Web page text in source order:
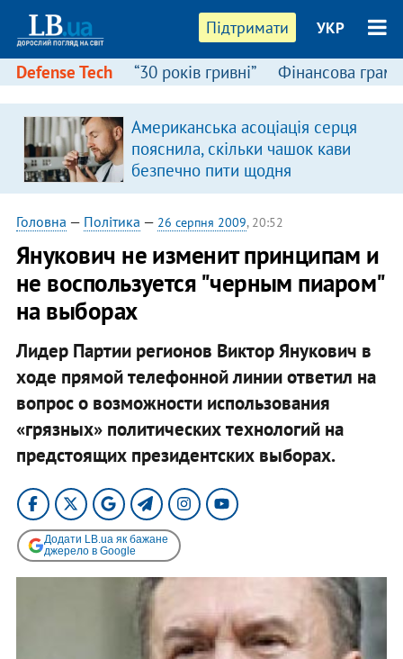
Підтримати УКР
Defense Tech “30 років гривні” Фінансова
Американська асоціація серця
пояснила, скільки чашок кави
безпечно пити щодня
Головна — Політика — 26 серпня 2009, 20:52
Янукович не изменит принципам и
не воспользуется "черным пиаром"
на выборах
Лидер Партии регионов Виктор Янукович в
ходе прямой телефонной линии ответил на
вопрос о возможности использования
«грязных» политических технологий на
предстоящих президентских выборах.
Додати LB.ua як бажане
джерело в Google